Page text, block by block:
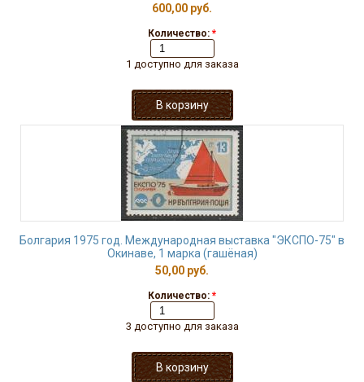
600,00 руб.
Количество: *
1 доступно для заказа
Болгария 1975 год. Международная выставка "ЭКСПО-75" в
Окинаве, 1 марка (гашёная)
50,00 руб.
Количество: *
3 доступно для заказа